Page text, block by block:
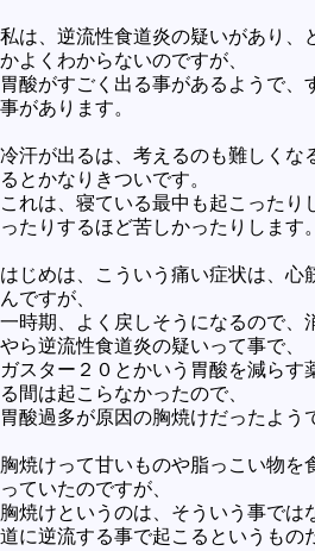
ハイテク・デジタルとか
趣味
未確認
テレビドラマとか
アプリケーション操作
プログラミング(C言語)
プログラミング(VBA)
プログラミング(HTML)
プログラミング(PHP)
プログラミング(JavaScript)
私は、逆流性食道炎の疑いがあり、
かよくわからないのですが、
胃酸がすごく出る事があるようで、
事があります。
冷汗が出るは、考えるのも難しくな
るとかなりきついです。
これは、寝ている最中も起こったり
ったりするほど苦しかったりします。
はじめは、こういう痛い症状は、心
んですが、
一時期、よく戻しそうになるので、
やら逆流性食道炎の疑いって事で、
ガスター２０とかいう胃酸を減らす
る間は起こらなかったので、
胃酸過多が原因の胸焼けだったよう
胸焼けって甘いものや脂っこい物を
っていたのですが、
胸焼けというのは、そういう事では
道に逆流する事で起こるというもの